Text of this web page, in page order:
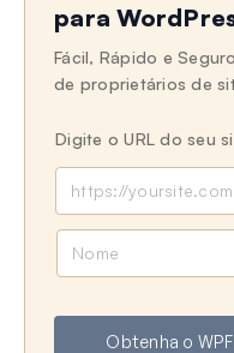
para
Fácil, Rápido e
de proprietários de
Digite o URL do seu
e
Obtenha o